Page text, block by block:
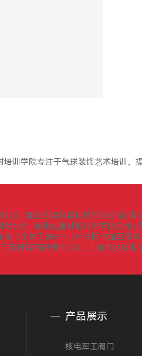
培训学院专注于气球装饰艺术培训，
公司 重庆拣课教育科技有限公司 佛
限公司
徐州皓鹏财税服务有限公司
（个体工商户）
芦淞区悦加百货商
告传媒有限责任公司 上海太发达电
产品展示
核电军工阀门